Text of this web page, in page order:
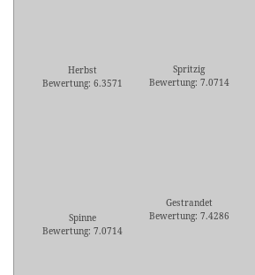
Herbst
Bewertung: 6.3571
Spritzig
Bewertung: 7.0714
Spinne
Bewertung: 7.0714
Gestrandet
Bewertung: 7.4286